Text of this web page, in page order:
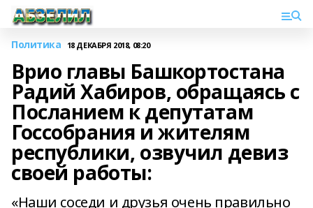
Политика 18 ДЕКАБРЯ 2018, 08:20
Врио главы Башкортостана
Радий Хабиров, обращаясь с
Посланием к депутатам
Госсобрания и жителям
республики, озвучил девиз
своей работы:
«Наши соседи и друзья очень правильно